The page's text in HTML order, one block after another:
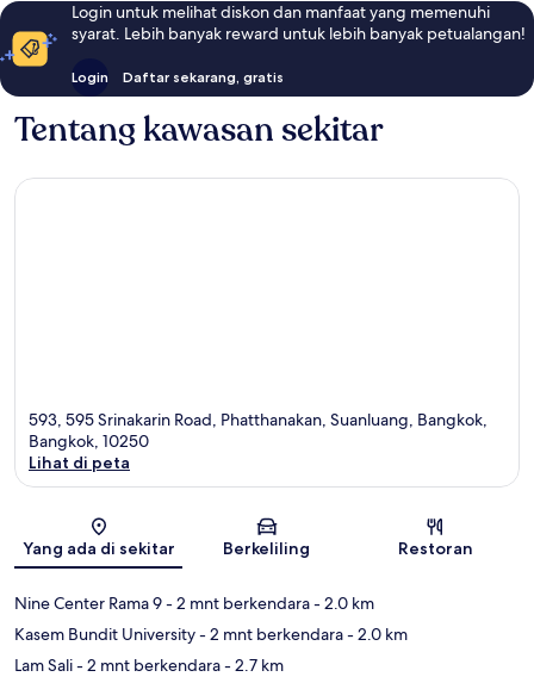
Login untuk melihat diskon dan manfaat yang memenuhi
syarat. Lebih banyak reward untuk lebih banyak petualangan!
Login Daftar sekarang, gratis
Tentang kawasan sekitar
593, 595 Srinakarin Road, Phatthanakan, Suanluang, Bangkok,
Bangkok, 10250
Lihat di peta
Yang ada di sekitar Berkeliling Restoran
Nine Center Rama 9- 2 mnt berkendara- 2.0 km
Kasem Bundit University- 2 mnt berkendara- 2.0 km
Lam Sali- 2 mnt berkendara- 2.7 km